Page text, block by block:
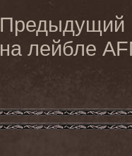
Предыдущий
на лейбле